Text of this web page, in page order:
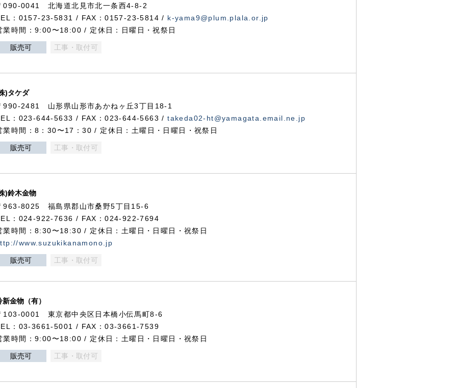
090-0041 北海道北見市北一条西4-8-2
：0157-23-5831 / FAX：0157-23-5814 / k-yama9@plum.plala.or.jp
業時間：9:00〜18:00 / 定休日：日曜日・祝祭日
販売可 工事・取付可
)タケダ
990-2481 山形県山形市あかねヶ丘3丁目18-1
：023-644-5633 / FAX：023-644-5663 /takeda02-ht@yamagata.email.ne.jp
業時間：8：30〜17：30 / 定休日：土曜日・日曜日・祝祭日
販売可 工事・取付可
)鈴木金物
963-8025 福島県郡山市桑野5丁目15-6
：024-922-7636 / FAX：024-922-7694
業時間：8:30〜18:30 / 定休日：土曜日・日曜日・祝祭日
www.suzukikanamono.jp
販売可 工事・取付可
新金物（有）
103-0001 東京都中央区日本橋小伝馬町8-6
：03-3661-5001 / FAX：03-3661-7539
業時間：9:00〜18:00 / 定休日：土曜日・日曜日・祝祭日
販売可 工事・取付可